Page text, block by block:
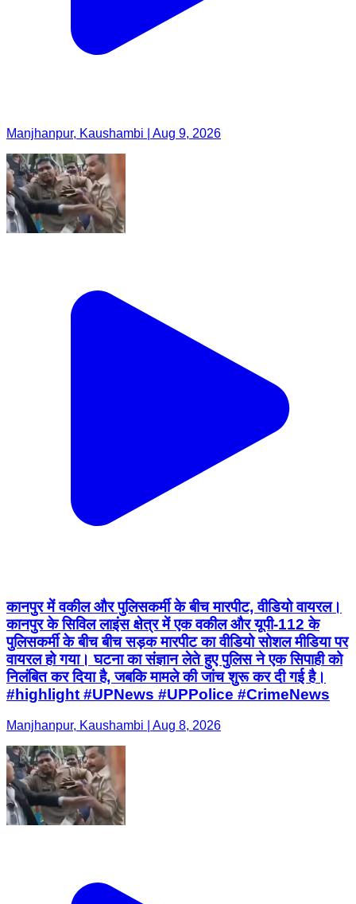
Manjhanpur, Kaushambi | Aug 9, 2026
कानपुर में वकील और पुलिसकर्मी के बीच मारपीट, वीडियो वायरल।
कानपुर के सिविल लाइंस क्षेत्र में एक वकील और यूपी-112 के
पुलिसकर्मी के बीच बीच सड़क मारपीट का वीडियो सोशल मीडिया पर
वायरल हो गया। घटना का संज्ञान लेते हुए पुलिस ने एक सिपाही को
निलंबित कर दिया है, जबकि मामले की जांच शुरू कर दी गई है।
#highlight #UPNews #UPPolice #CrimeNews
Manjhanpur, Kaushambi | Aug 8, 2026